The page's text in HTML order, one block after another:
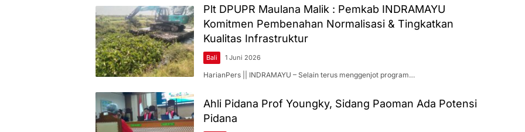
Plt DPUPR Maulana Malik : Pemkab INDRAMAYU
Komitmen Pembenahan Normalisasi & Tingkatkan
Kualitas Infrastruktur
Bali 1 Juni 2026
HarianPers || INDRAMAYU – Selain terus menggenjot program…
Ahli Pidana Prof Youngky, Sidang Paoman Ada Potensi
Pidana